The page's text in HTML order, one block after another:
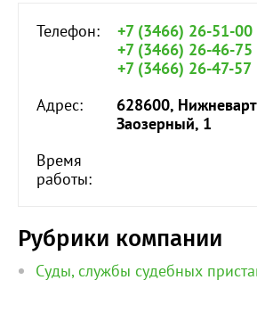
Телефон:
+7 (3466) 26-51-00
+7 (3466) 26-46-75
+7 (3466) 26-47-57
Адрес:
628600,
Заозерный, 1
Время
работы:
Рубрики компании
Суды, службы судебных